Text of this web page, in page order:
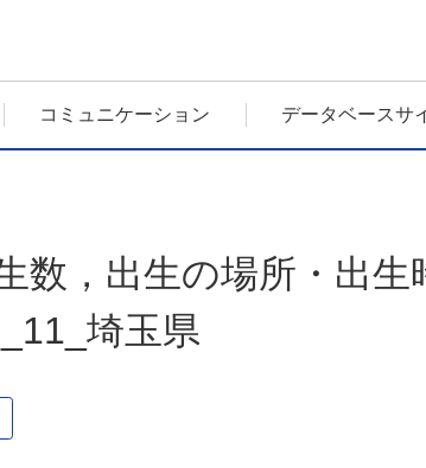
コミュニケーション データベースサ
数，出生の場所・出
埼玉県